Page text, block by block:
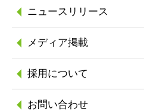
ニュースリリース
メディア掲載
採用について
お問い合わせ